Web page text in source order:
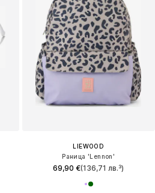
LIEWOOD
Раница 'Lennon'
69,90 €(136,71 лв.³)